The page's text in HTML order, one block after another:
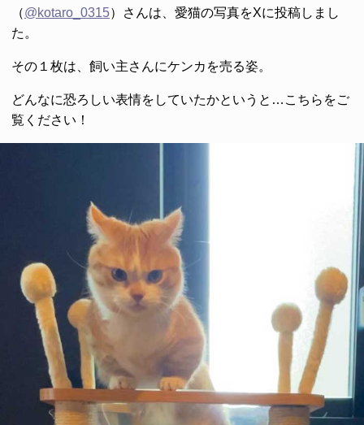
（@kotaro_0315）さんは、愛猫の写真をXに投稿しまし
た。
その１枚は、飼い主さんにケンカを売る姿。
どんなに恐ろしい表情をしていたかというと…こちらをご
覧ください！